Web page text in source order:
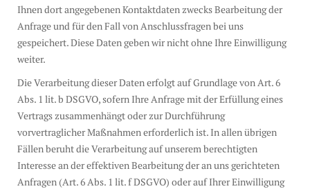
Ihnen dort angegebenen Kontaktdaten zwecks Bearbeitung der
Anfrage und für den Fall von Anschlussfragen bei uns
gespeichert. Diese Daten geben wir nicht ohne Ihre Einwilligung
weiter.
Die Verarbeitung dieser Daten erfolgt auf Grundlage von Art. 6
Abs. 1 lit. b DSGVO, sofern Ihre Anfrage mit der Erfüllung eines
Vertrags zusammenhängt oder zur Durchführung
vorvertraglicher Maßnahmen erforderlich ist. In allen übrigen
Fällen beruht die Verarbeitung auf unserem berechtigten
Interesse an der effektiven Bearbeitung der an uns gerichteten
Anfragen (Art. 6 Abs. 1 lit. f DSGVO) oder auf Ihrer Einwilligung